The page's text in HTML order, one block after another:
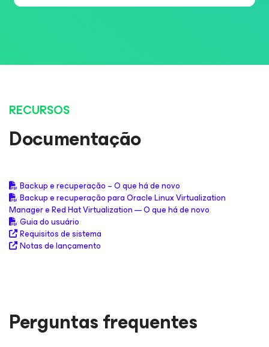
RECURSOS
Documentação
Backup e recuperação – O que há de novo
Backup e recuperação para Oracle Linux Virtualization
Manager e Red Hat Virtualization — O que há de novo
Guia do usuário
Requisitos de sistema
Notas de lançamento
Perguntas frequentes